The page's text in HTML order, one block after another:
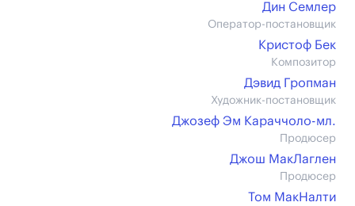
Дин Семлер
Оператор-постановщик
Кристоф Бек
Композитор
Дэвид Гропман
Художник-постановщик
Джозеф Эм Караччоло-мл.
Продюсер
Джош МакЛаглен
Продюсер
Том МакНалти